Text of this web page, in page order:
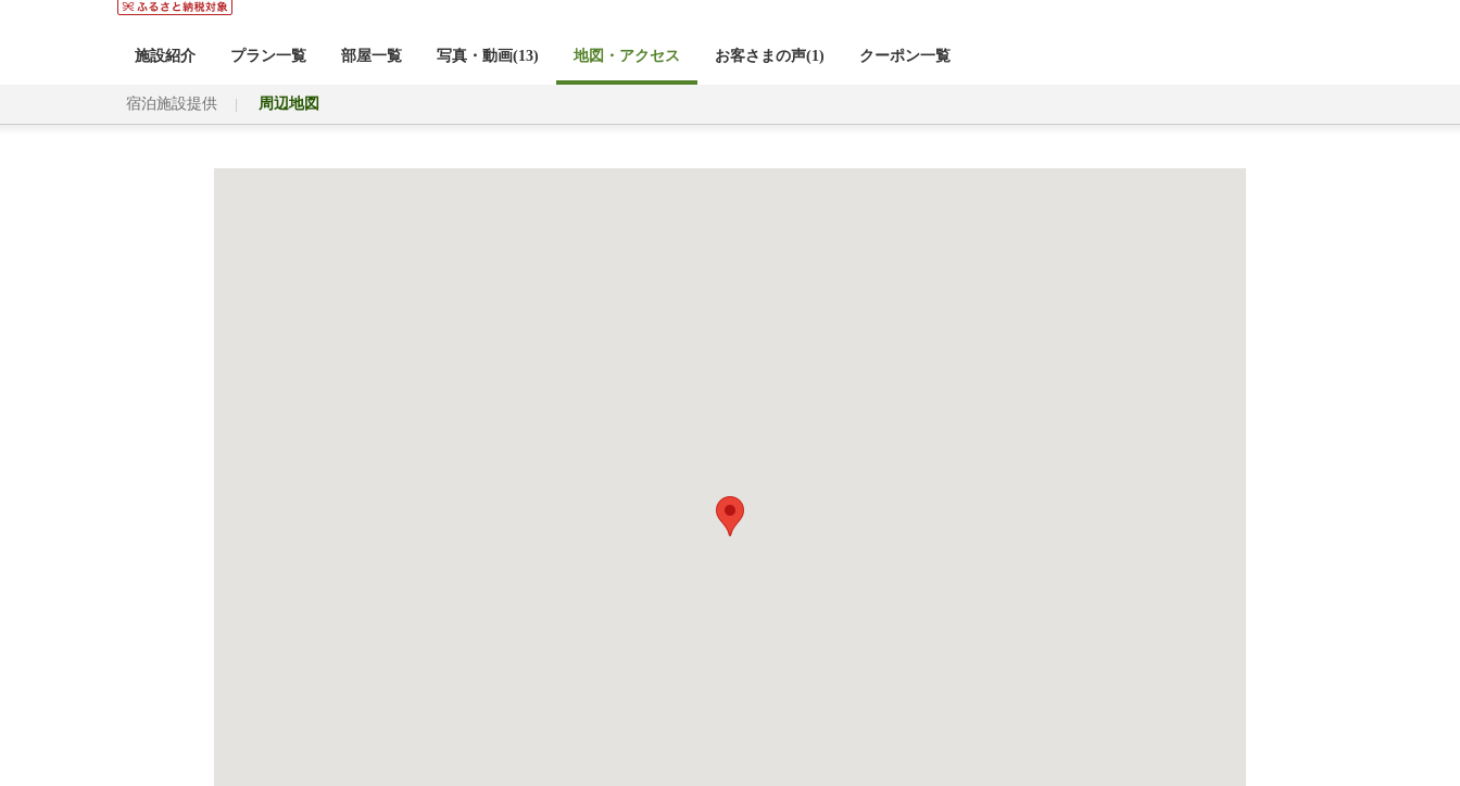
施設紹介 プラン一覧 部屋一覧 写真・動画(13) 地図・アクセス お客さまの声(1) クーポン一覧
宿泊施設提供 周辺地図